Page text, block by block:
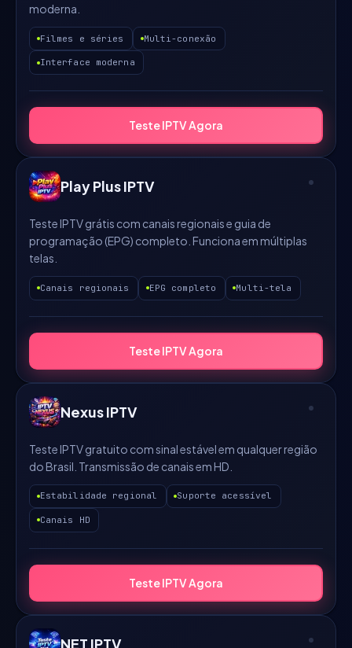
moderna.
Filmes e séries Multi-conexão
Interface moderna
Teste IPTV Agora
Play Plus IPTV
Teste IPTV grátis com canais regionais e guia de
programação (EPG) completo. Funciona em múltiplas
telas.
Canais regionais EPG completo Multi-tela
Teste IPTV Agora
Nexus IPTV
Teste IPTV gratuito com sinal estável em qualquer região
do Brasil. Transmissão de canais em HD.
Estabilidade regional Suporte acessível
Canais HD
Teste IPTV Agora
NET IPTV